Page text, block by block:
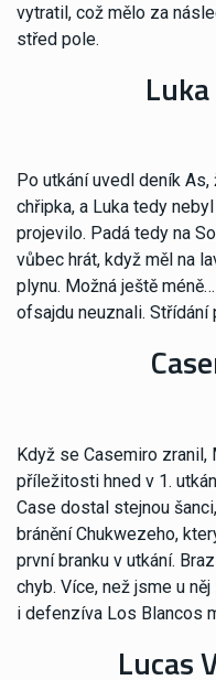
vytratil, což mělo za
střed pole.
Po utkání uvedl deník
chřipka, a Luka tedy
projevilo. Padá tedy na
vůbec hrát, když měl na
plynu. Možná ještě
ofsajdu neuznali.
Když se Casemiro
příležitosti hned v 1.
Case dostal stejnou
bránění Chukwezeho,
první branku v utkání.
chyb. Více, než jsme u
i defenzíva Los Blancos
Lucas